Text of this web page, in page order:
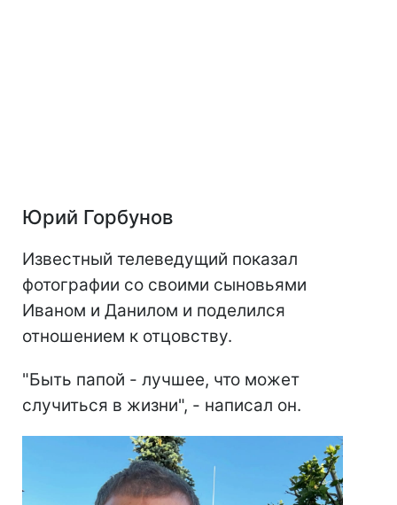
Юрий Горбунов
Известный телеведущий показал
фотографии со своими сыновьями
Иваном и Данилом и поделился
отношением к отцовству.
"Быть папой - лучшее, что может
случиться в жизни", - написал он.